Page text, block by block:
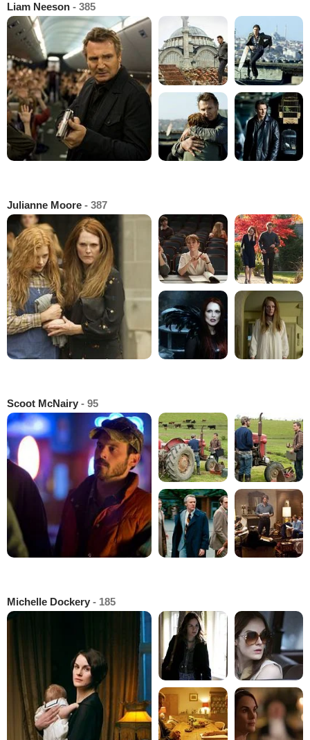
Liam Neeson - 385
Julianne Moore - 387
Scoot McNairy - 95
Michelle Dockery - 185